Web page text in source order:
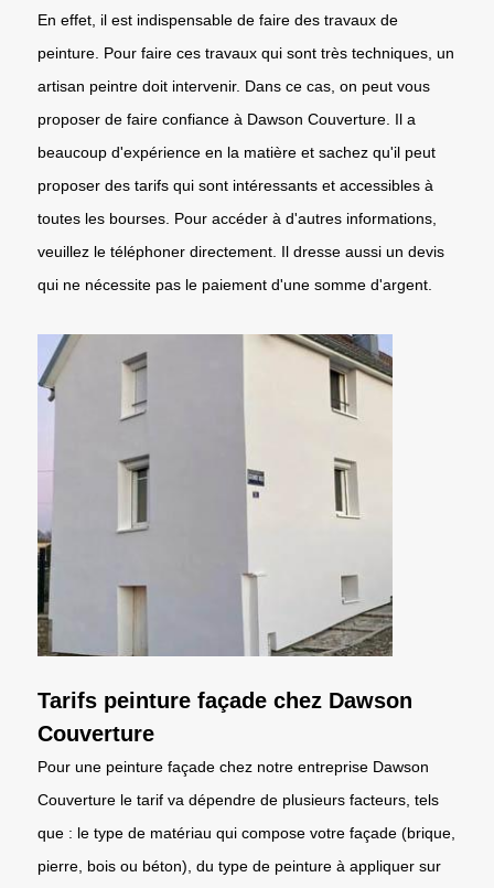
En effet, il est indispensable de faire des travaux de
peinture. Pour faire ces travaux qui sont très techniques, un
artisan peintre doit intervenir. Dans ce cas, on peut vous
proposer de faire confiance à Dawson Couverture. Il a
beaucoup d'expérience en la matière et sachez qu'il peut
proposer des tarifs qui sont intéressants et accessibles à
toutes les bourses. Pour accéder à d'autres informations,
veuillez le téléphoner directement. Il dresse aussi un devis
qui ne nécessite pas le paiement d'une somme d'argent.
Tarifs peinture façade chez Dawson
Couverture
Pour une peinture façade chez notre entreprise Dawson
Couverture le tarif va dépendre de plusieurs facteurs, tels
que : le type de matériau qui compose votre façade (brique,
pierre, bois ou béton), du type de peinture à appliquer sur